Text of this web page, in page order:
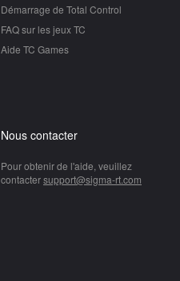
Démarrage de Total Control
FAQ sur les jeux TC
Aide TC Games
Nous contacter
Pour obtenir de l'aide, veuillez
contactersupport@sigma-rt.com